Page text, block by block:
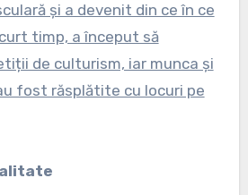
și a devenit din ce în ce
timp, a început să
de culturism, iar munca și
fost răsplătite cu locuri pe